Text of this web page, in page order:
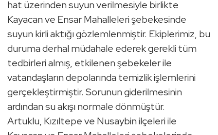
hat üzerinden suyun verilmesiyle birlikte
Kayacan ve Ensar Mahalleleri şebekesinde
suyun kirli aktığı gözlemlenmiştir. Ekiplerimiz, bu
duruma derhal müdahale ederek gerekli tüm
tedbirleri almış, etkilenen şebekeler ile
vatandaşların depolarında temizlik işlemlerini
gerçekleştirmiştir. Sorunun giderilmesinin
ardından su akışı normale dönmüştür.
Artuklu, Kızıltepe ve Nusaybin ilçeleri ile